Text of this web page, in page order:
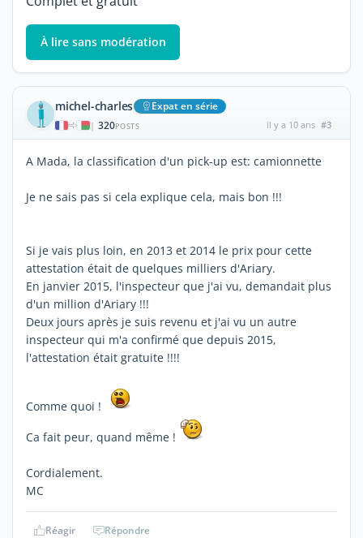
À lire sans modération
michel-charles Expat en série
| 320POSTS il y a 10 ans #3
A Mada, la classification d'un pick-up est: camionnette
Je ne sais pas si cela explique cela, mais bon !!!
Si je vais plus loin, en 2013 et 2014 le prix pour cette
attestation était de quelques milliers d'Ariary.
En janvier 2015, l'inspecteur que j'ai vu, demandait plus
d'un million d'Ariary !!!
Deux jours après je suis revenu et j'ai vu un autre
inspecteur qui m'a confirmé que depuis 2015,
l'attestation était gratuite !!!!
Comme quoi !
Ca fait peur, quand même !
Cordialement.
MC
Réagir Répondre